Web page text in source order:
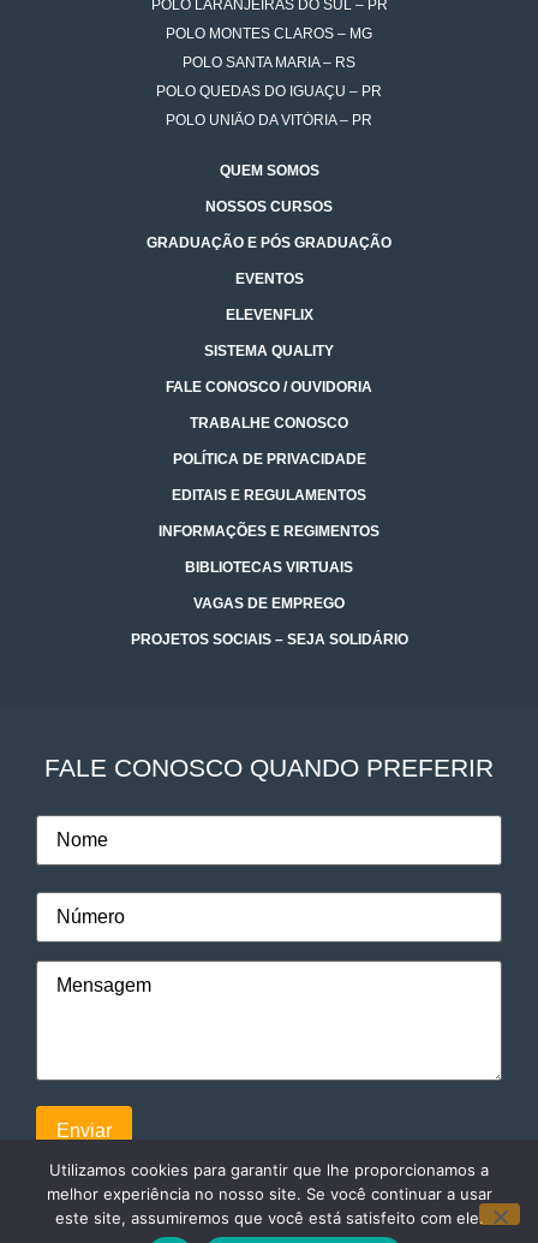
POLO LARANJEIRAS DO SUL – PR
POLO MONTES CLAROS – MG
POLO SANTA MARIA – RS
POLO QUEDAS DO IGUAÇU – PR
POLO UNIÃO DA VITÓRIA – PR
QUEM SOMOS
NOSSOS CURSOS
GRADUAÇÃO E PÓS GRADUAÇÃO
EVENTOS
ELEVENFLIX
SISTEMA QUALITY
FALE CONOSCO / OUVIDORIA
TRABALHE CONOSCO
POLÍTICA DE PRIVACIDADE
EDITAIS E REGULAMENTOS
INFORMAÇÕES E REGIMENTOS
BIBLIOTECAS VIRTUAIS
VAGAS DE EMPREGO
PROJETOS SOCIAIS – SEJA SOLIDÁRIO
FALE CONOSCO QUANDO PREFERIR
Utilizamos cookies para garantir que lhe proporcionamos a
melhor experiência no nosso site. Se você continuar a usar
este site, assumiremos que você está satisfeito com ele.